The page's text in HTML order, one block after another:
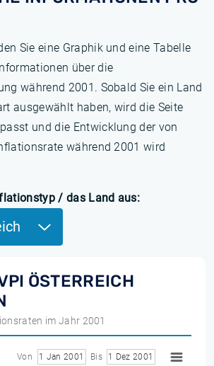
Sie eine Graphik und eine Tabelle
über die
während 2001. Sobald Sie ein Land
ausgewählt haben, wird die Seite
und die Entwicklung der von
während 2001 wird
/ das Land aus:
ÖSTERREICH
im Jahr 2001
Von 1 Jan 2001 Bis 1 Dez 2001